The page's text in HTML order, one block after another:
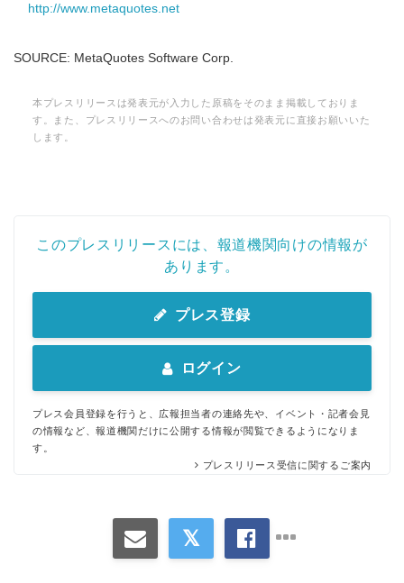
http://www.metaquotes.net
SOURCE: MetaQuotes Software Corp.
本プレスリリースは発表元が入力した原稿をそのまま掲載しておりま
す。また、プレスリリースへのお問い合わせは発表元に直接お願いいた
します。
このプレスリリースには、報道機関向けの情報が
あります。
プレス登録
ログイン
プレス会員登録を行うと、広報担当者の連絡先や、イベント・記者会見
の情報など、報道機関だけに公開する情報が閲覧できるようになりま
す。
プレスリリース受信に関するご案内
Japanese